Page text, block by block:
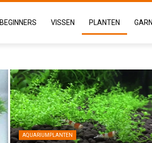
BEGINNERS VISSEN PLANTEN
AQUARIUMPLANTEN